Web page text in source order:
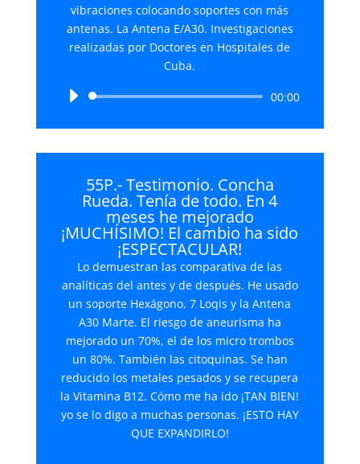
vibraciones colocando soportes con más
antenas. La Antena E/A30. Investigaciones
realizadas por Doctores en Hospitales de
Cuba.
Reproductor
audio
00:00
55P.- Testimonio. Concha
Rueda. Tenía de todo. En 4
meses he mejorado
¡MUCHÍSIMO! El cambio ha sido
¡ESPECTACULAR!
Lo demuestran las comparativa de las
analíticas del antes y de después. He usado
un soporte Hexágono, 7 Loqis y la Antena
A30 Marte. El riesgo de aneurisma ha
mejorado un 70%, el de los micro trombos
un 80%. También las citoquinas. Se han
reducido los metales pesados y se recupera
la Vitamina B12. Cómo me ha ido ¡TAN BIEN!
yo se lo digo a muchas personas. ¡ESTO HAY
QUE EXPANDIRLO!